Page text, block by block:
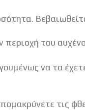
περιοχή του
να τα
τις